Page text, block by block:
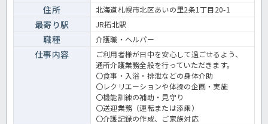
住所 北海道札幌市北区あいの里2条1丁目20-1
最寄り駅 JR拓北駅
職種 介護職・ヘルパー
仕事内容
ご利用者様が日中を安心して過ごせるよう、
通所介護業務全般を行っていただきます。
〇食事・入浴・排泄などの身体介助
〇レクリエーションや体操の企画・実施
〇機能訓練の補助・見守り
〇送迎業務（運転または添乗）
〇介護記録の作成、ご家族対応